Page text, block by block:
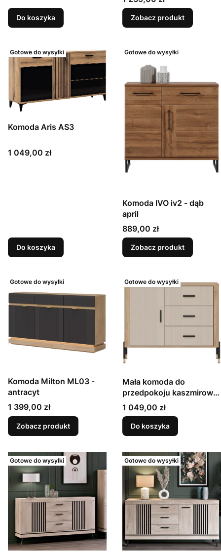
Do koszyka Zobacz produkt
Gotowe do wysyłki
Komoda Aris AS3
Cena
1 049,00 zł
Do koszyka
Gotowe do wysyłki
Komoda IVO iv2 - dąb
april
Cena
889,00 zł
Zobacz produkt
Gotowe do wysyłki
Komoda Milton ML03 -
antracyt
Cena
1 399,00 zł
Zobacz produkt
Gotowe do wysyłki
Mała komoda do
przedpokoju kaszmirowa
- Dante DT03
Cena
1 049,00 zł
Do koszyka
Gotowe do wysyłki Gotowe do wysyłki